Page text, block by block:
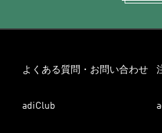
よくある質問・お問い合わせ
adiClub